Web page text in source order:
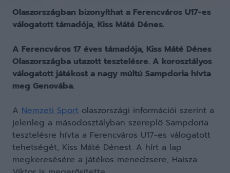
Olaszországban bizonyíthat a Ferencváros U17-es
válogatott támadója, Kiss Máté Dénes.
A Ferencváros 17 éves támadója, Kiss Máté Dénes
Olaszországba utazott tesztelésre. A korosztályos
válogatott játékost a nagy múltú Sampdoria hívta
meg Genovába.
A Nemzeti Sport olaszországi információi szerint a
jelenleg a másodosztályban szereplő Sampdoria
tesztelésre hívta a Ferencváros U17-es válogatott
tehetségét, Kiss Máté Dénest. A hírt a lap
megkeresésére a játékos menedzsere, Haisza